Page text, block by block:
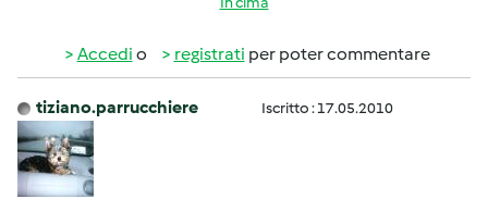
Accedi o registrati per poter commentare
tiziano.parrucchiere Iscritto : 17.05.2010